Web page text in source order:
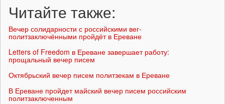
Читайте также:
Вечер солидарности с российскими вег-
политзаключёнными пройдёт в Ереване
Letters of Freedom в Ереване завершает работу:
прощальный вечер писем
Октябрьский вечер писем политзекам в Ереване
В Ереване пройдет майский вечер писем российским
политзаключенным